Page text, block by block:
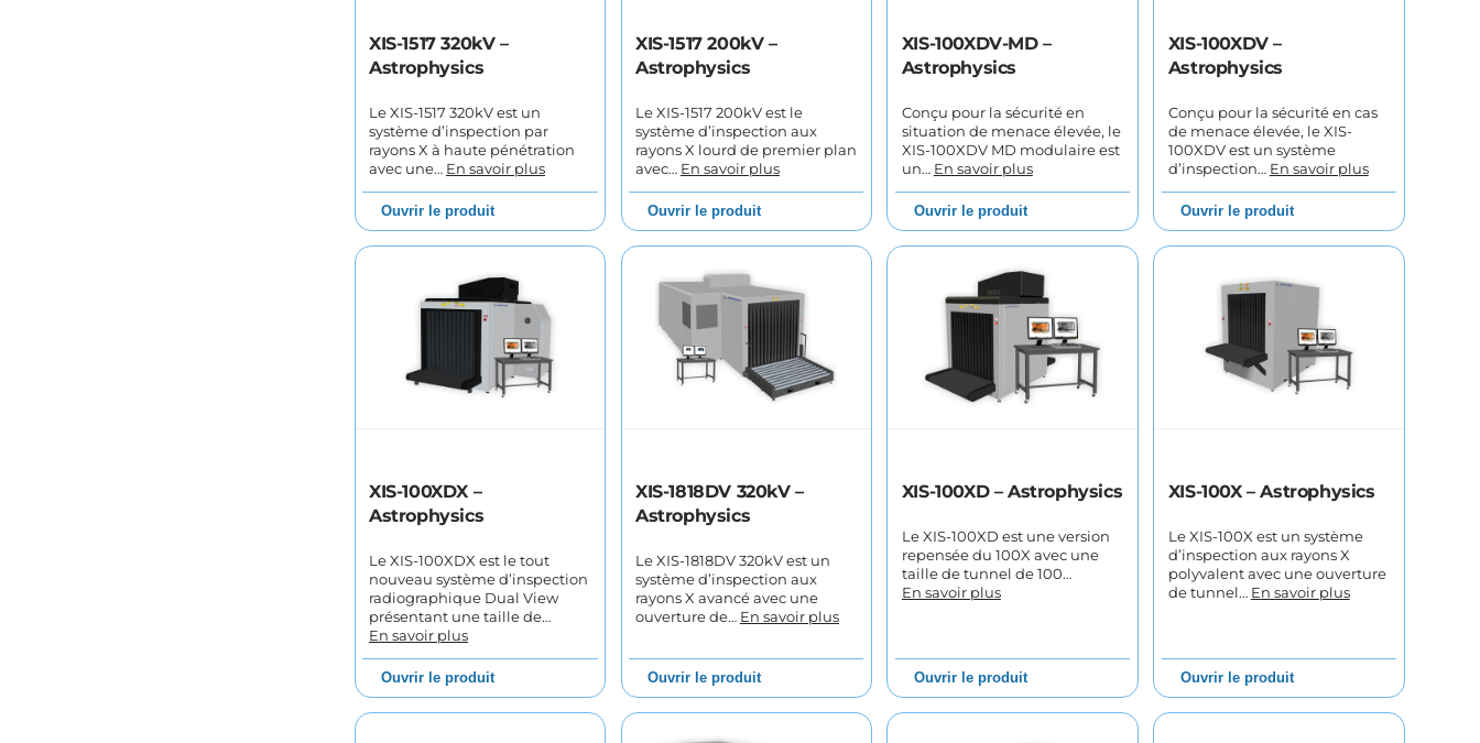
XIS-1517 320kV –
Astrophysics
Le XIS-1517 320kV est un
système d’inspection par
rayons X à haute pénétration
avec une… En savoir plus
Ouvrir le produit
XIS-1517 200kV –
Astrophysics
Le XIS-1517 200kV est le
système d’inspection aux
rayons X lourd de premier plan
avec… En savoir plus
Ouvrir le produit
XIS-100XDV-MD –
Astrophysics
Conçu pour la sécurité en
situation de menace élevée, le
XIS-100XDV MD modulaire est
un… En savoir plus
Ouvrir le produit
XIS-100XDV –
Astrophysics
Conçu pour la sécurité en cas
de menace élevée, le XIS-
100XDV est un système
d’inspection… En savoir plus
Ouvrir le produit
XIS-100XDX –
Astrophysics
Le XIS-100XDX est le tout
nouveau système d’inspection
radiographique Dual View
présentant une taille de…
En savoir plus
Ouvrir le produit
XIS-1818DV 320kV –
Astrophysics
Le XIS-1818DV 320kV est un
système d’inspection aux
rayons X avancé avec une
ouverture de… En savoir plus
Ouvrir le produit
XIS-100XD – Astrophysics
Le XIS-100XD est une version
repensée du 100X avec une
taille de tunnel de 100…
En savoir plus
Ouvrir le produit
XIS-100X – Astrophysics
Le XIS-100X est un système
d’inspection aux rayons X
polyvalent avec une ouverture
de tunnel… En savoir plus
Ouvrir le produit